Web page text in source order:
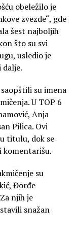
obeležilo je
zvezde“, gde
šest najboljih
što su svi
usledio je
dalje.
su imena
U TOP 6
Anja
Pilica. Ovi
titulu, dok se
komentarišu.
su
Đorđe
njih je
snažan